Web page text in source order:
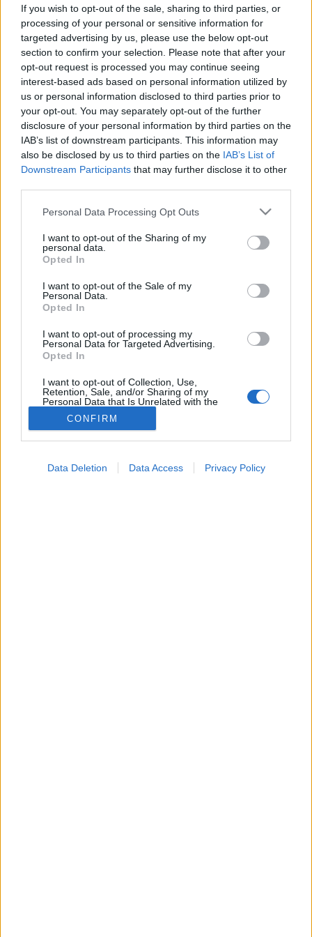
If you wish to opt-out of the sale, sharing to third parties, or
processing of your personal or sensitive information for
targeted advertising by us, please use the below opt-out
section to confirm your selection. Please note that after your
opt-out request is processed you may continue seeing
interest-based ads based on personal information utilized by
us or personal information disclosed to third parties prior to
your opt-out. You may separately opt-out of the further
disclosure of your personal information by third parties on the
IAB’s list of downstream participants. This information may
also be disclosed by us to third parties on the IAB’s List of
Downstream Participants that may further disclose it to other
Please note that this website/app uses one or more Google
not limited to your visit or usage behaviour. You may click to
grant or deny consent to Google and its third-party tags to
use your data for below specified purposes in below Google
consent section.
Personal Data Processing Opt Outs
I want to opt-out of the Sharing of my
personal data.
Opted In
I want to opt-out of the Sale of my
Personal Data.
Opted In
I want to opt-out of processing my
Personal Data for Targeted Advertising.
Opted In
I want to opt-out of Collection, Use,
Retention, Sale, and/or Sharing of my
Personal Data that Is Unrelated with the
Purposes for which it was collected.
Opted Out
CONFIRM
Data Deletion Data Access Privacy Policy
átengedi a zebrán
2026. május 09. 18:24
Küldés Küldés Messengeren